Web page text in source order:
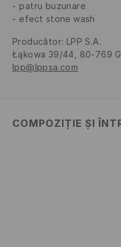
patru buzunare
efect stone wash
Producător: LPP S.A.
Łąkowa 39/44, 80-769
lpp@lppsa.com
COMPOZIȚIE ȘI